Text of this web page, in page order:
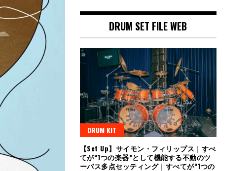
DRUM SET FILE WEB
DRUM KIT
【Set Up】サイモン・フィリップス｜すべ
てが“1つの楽器”として機能する不動のツ
ーバス多点セッティング｜すべてが“1つの